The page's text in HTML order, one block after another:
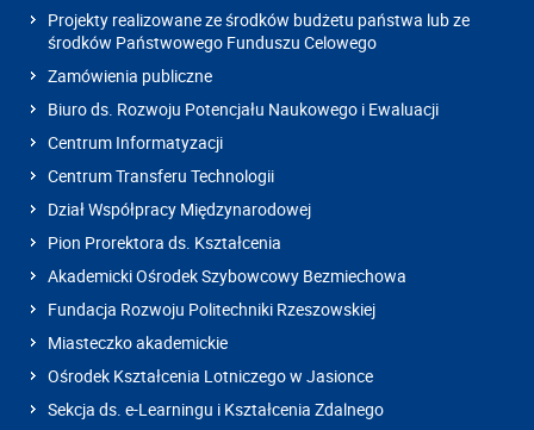
Projekty realizowane ze środków budżetu państwa lub ze
środków Państwowego Funduszu Celowego
Zamówienia publiczne
Biuro ds. Rozwoju Potencjału Naukowego i Ewaluacji
Centrum Informatyzacji
Centrum Transferu Technologii
Dział Współpracy Międzynarodowej
Pion Prorektora ds. Kształcenia
Akademicki Ośrodek Szybowcowy Bezmiechowa
Fundacja Rozwoju Politechniki Rzeszowskiej
Miasteczko akademickie
Ośrodek Kształcenia Lotniczego w Jasionce
Sekcja ds. e-Learningu i Kształcenia Zdalnego